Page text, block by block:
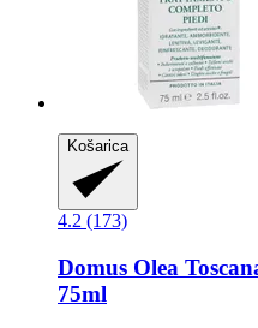
Košarica
4.2 (173)
Domus Olea
75ml